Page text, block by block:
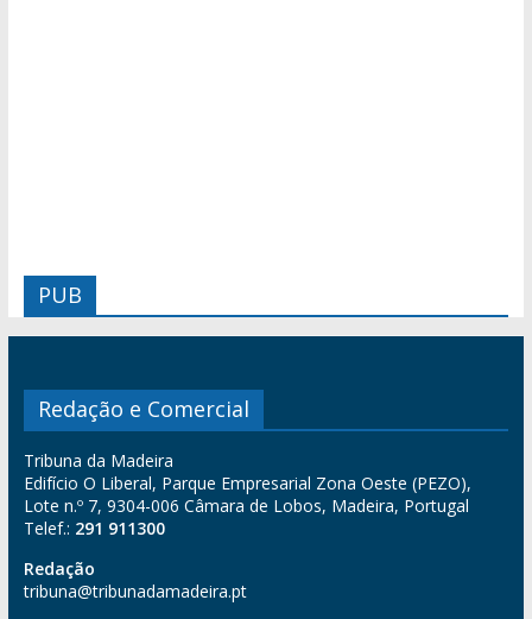
PUB
Redação e Comercial
Tribuna da Madeira
Edifício O Liberal, Parque Empresarial Zona Oeste (PEZO),
Lote n.º 7, 9304-006 Câmara de Lobos, Madeira, Portugal
Telef.: 291 911300
Redação
tribuna@tribunadamadeira.pt